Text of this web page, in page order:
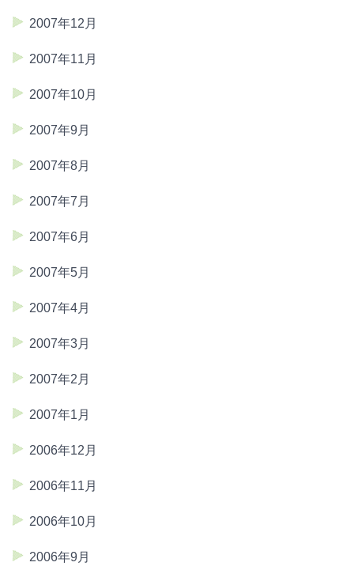
2007年12月
2007年11月
2007年10月
2007年9月
2007年8月
2007年7月
2007年6月
2007年5月
2007年4月
2007年3月
2007年2月
2007年1月
2006年12月
2006年11月
2006年10月
2006年9月